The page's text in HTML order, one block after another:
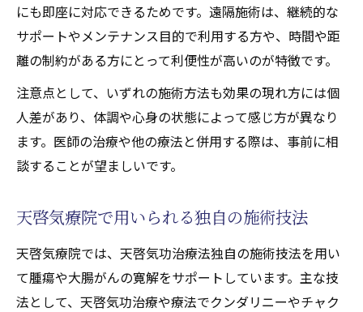
にも即座に対応できるためです。遠隔施術は、継続的な
サポートやメンテナンス目的で利用する方や、時間や距
離の制約がある方にとって利便性が高いのが特徴です。
注意点として、いずれの施術方法も効果の現れ方には個
人差があり、体調や心身の状態によって感じ方が異なり
ます。医師の治療や他の療法と併用する際は、事前に相
談することが望ましいです。
天啓気療院で用いられる独自の施術技法
天啓気療院では、天啓気功治療法独自の施術技法を用い
て腫瘍や大腸がんの寛解をサポートしています。主な技
法として、天啓気功治療や療法でクンダリニーやチャク